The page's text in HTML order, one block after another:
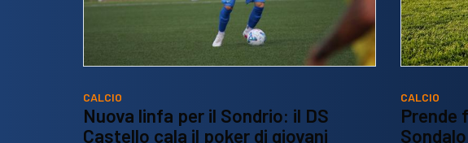
CALCIO
Nuova linfa per il Sondrio: il DS
Castello cala il poker di giovani
CALCIO
Prende